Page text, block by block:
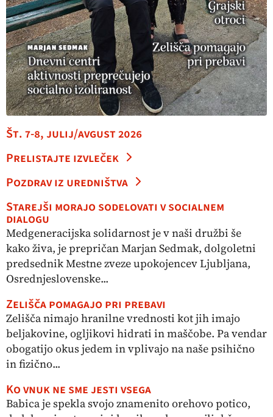
Št. 7-8, julij/avgust 2026
Prelistajte izvleček
Pozdrav iz uredništva
Starejši morajo sodelovati v socialnem
dialogu
Medgeneracijska solidarnost je v naši družbi še
kako živa, je prepričan Marjan Sedmak, dolgoletni
predsednik Mestne zveze upokojencev Ljubljana,
Osrednjeslovenske...
Zelišča pomagajo pri prebavi
Zelišča nimajo hranilne vrednosti kot jih imajo
beljakovine, ogljikovi hidrati in maščobe. Pa vendar
obogatijo okus jedem in vplivajo na naše psihično
in fizično...
Ko vnuk ne sme jesti vsega
Babica je spekla svojo znamenito orehovo potico,